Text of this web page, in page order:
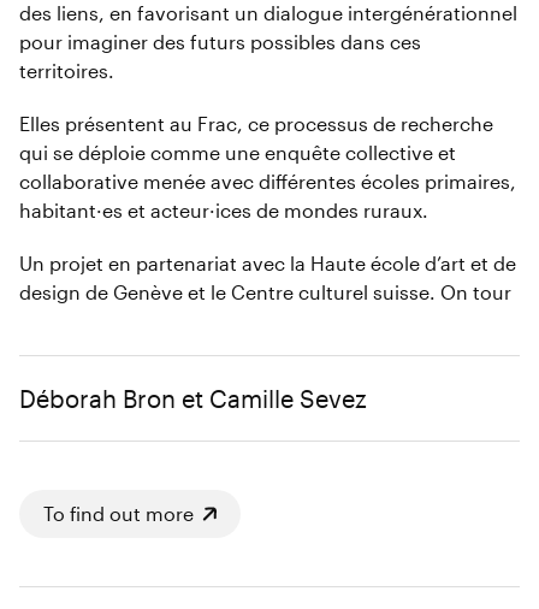
des liens, en favorisant un dialogue intergénérationnel
pour imaginer des futurs possibles dans ces
territoires.
Elles présentent au Frac, ce processus de recherche
qui se déploie comme une enquête collective et
collaborative menée avec différentes écoles primaires,
habitant·es et acteur·ices de mondes ruraux.
Un projet en partenariat avec la Haute école d’art et de
design de Genève et le Centre culturel suisse. On tour
Déborah Bron et Camille Sevez
To find out more